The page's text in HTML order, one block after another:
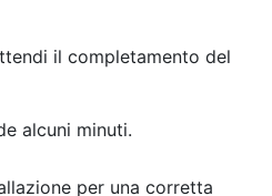
il completamento del
alcuni minuti.
per una corretta